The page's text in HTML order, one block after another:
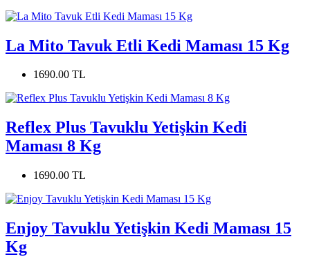
La Mito Tavuk Etli Kedi Maması 15 Kg
1690.00 TL
Reflex Plus Tavuklu Yetişkin Kedi
Maması 8 Kg
1690.00 TL
Enjoy Tavuklu Yetişkin Kedi Maması 15
Kg